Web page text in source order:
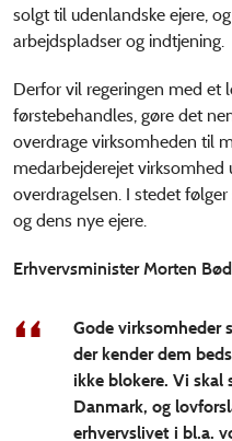
solgt til udenlandske ejere,
arbejdspladser og indtjening.
Derfor vil regeringen med et
førstebehandles, gøre det
overdrage virksomheden til
medarbejderejet
overdragelsen. I stedet
og dens nye ejere.
Erhvervsminister Morten
Gode virksomheder
der kender dem
ikke blokere. Vi
Danmark, og
erhvervslivet i bl.a.